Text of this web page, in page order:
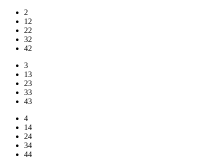
2
12
22
32
42
3
13
23
33
43
4
14
24
34
44